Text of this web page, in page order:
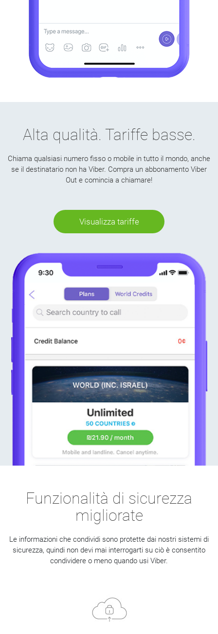
Alta qualità. Tariffe basse.
Chiama qualsiasi numero fisso o mobile in tutto il mondo, anche
se il destinatario non ha Viber. Compra un abbonamento Viber
Out e comincia a chiamare!
Visualizza tariffe
Funzionalità di sicurezza
migliorate
Le informazioni che condividi sono protette dai nostri sistemi di
sicurezza, quindi non devi mai interrogarti su ciò è consentito
condividere o meno quando usi Viber.